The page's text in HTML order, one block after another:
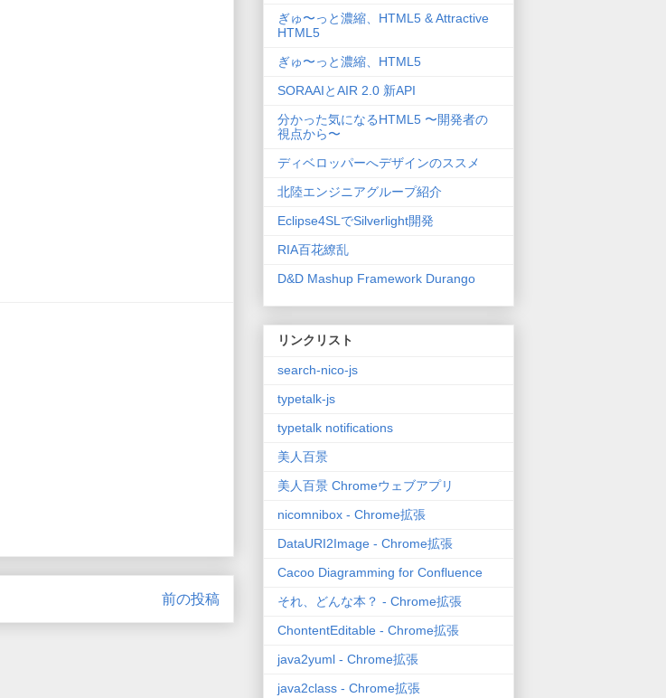
前の投稿
ぎゅ〜っと濃縮、HTML5 & Attractive
HTML5
ぎゅ〜っと濃縮、HTML5
SORAAIとAIR 2.0 新API
分かった気になるHTML5 〜開発者の
視点から〜
ディベロッパーへデザインのススメ
北陸エンジニアグループ紹介
Eclipse4SLでSilverlight開発
RIA百花繚乱
D&D Mashup Framework Durango
リンクリスト
search-nico-js
typetalk-js
typetalk notifications
美人百景
美人百景 Chromeウェブアプリ
nicomnibox - Chrome拡張
DataURI2Image - Chrome拡張
Cacoo Diagramming for Confluence
それ、どんな本？ - Chrome拡張
ChontentEditable - Chrome拡張
java2yuml - Chrome拡張
java2class - Chrome拡張